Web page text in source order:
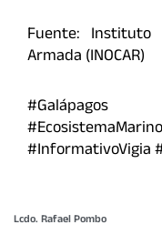
Fuente:
Armada (INOCAR)
#Galápagos
#InformativoVigia
Lcdo. Rafael Pombo